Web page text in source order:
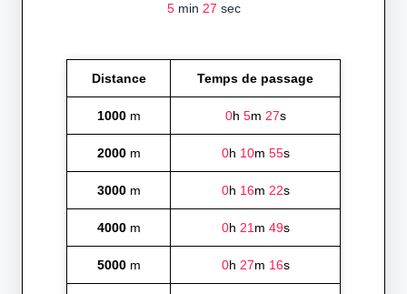
5min 27 sec
Distance Temps de passage
1000m 0h 5m 27s
2000m 0h 10m 55s
3000m 0h 16m 22s
4000m 0h 21m 49s
5000m 0h 27m 16s